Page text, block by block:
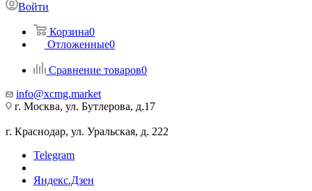
Войти
Корзина0
Отложенные0
Сравнение товаров0
info@xcmg.market
г. Москва, ул. Бутлерова, д.17
г. Краснодар, ул. Уральская, д. 222
Telegram
Яндекс.Дзен